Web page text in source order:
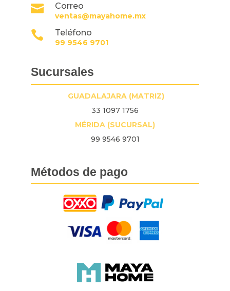
 Correo
ventas@mayahome.mx
 Teléfono
99 9546 9701
Sucursales
GUADALAJARA (MATRIZ)
33 1097 1756
MÉRIDA (SUCURSAL)
99 9546 9701
Métodos de pago